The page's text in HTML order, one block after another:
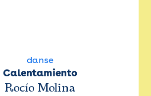
danse
Calentamiento
Rocío Molina